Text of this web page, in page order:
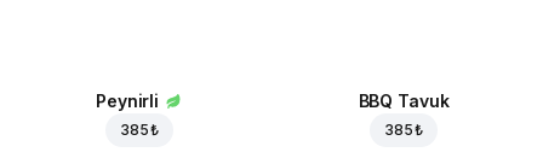
Peynirli
385 ₺
BBQ Tavuk
385 ₺